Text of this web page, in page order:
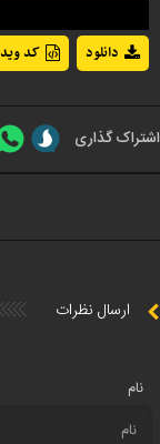
کد دانلود
اشتراک گذاری
ارسال نظرات
نام